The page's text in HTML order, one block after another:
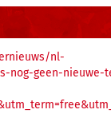
nl-
nog-geen-nieuwe-